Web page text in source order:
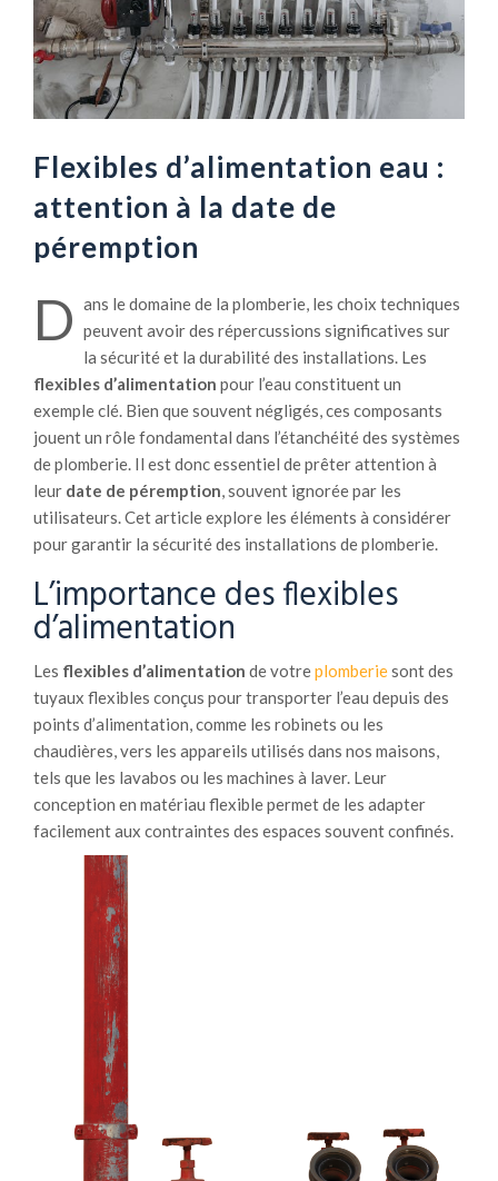
Flexibles d’alimentation eau :
attention à la date de
péremption
D ans le domaine de la plomberie, les choix techniques
peuvent avoir des répercussions significatives sur
la sécurité et la durabilité des installations. Les
flexibles d’alimentation pour l’eau constituent un
exemple clé. Bien que souvent négligés, ces composants
jouent un rôle fondamental dans l’étanchéité des systèmes
de plomberie. Il est donc essentiel de prêter attention à
leur date de péremption, souvent ignorée par les
utilisateurs. Cet article explore les éléments à considérer
pour garantir la sécurité des installations de plomberie.
L’importance des flexibles
d’alimentation
Les flexibles d’alimentation de votreplomberiesont des
tuyaux flexibles conçus pour transporter l’eau depuis des
points d’alimentation, comme les robinets ou les
chaudières, vers les appareils utilisés dans nos maisons,
tels que les lavabos ou les machines à laver. Leur
conception en matériau flexible permet de les adapter
facilement aux contraintes des espaces souvent confinés.